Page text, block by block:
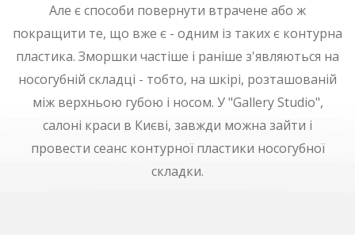
Але є способи повернути втрачене або ж
покращити те, що вже є - одним із таких є контурна
пластика. Зморшки частіше і раніше з'являються на
носогубній складці - тобто, на шкірі, розташованій
між верхньою губою і носом. У "Gallery Studio",
салоні краси в Києві, завжди можна зайти і
провести сеанс контурної пластики носогубної
складки.